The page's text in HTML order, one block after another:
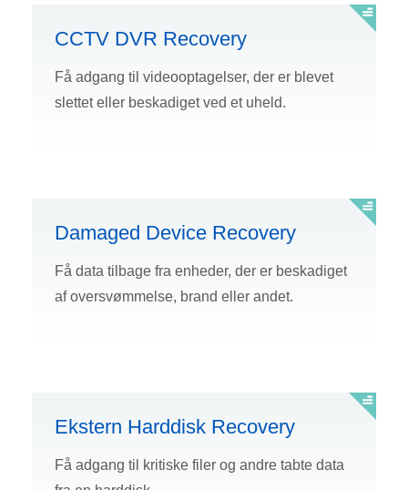
CCTV DVR Recovery
Få adgang til videooptagelser, der er blevet
slettet eller beskadiget ved et uheld.
Damaged Device Recovery
Få data tilbage fra enheder, der er beskadiget
af oversvømmelse, brand eller andet.
Ekstern Harddisk Recovery
Få adgang til kritiske filer og andre tabte data